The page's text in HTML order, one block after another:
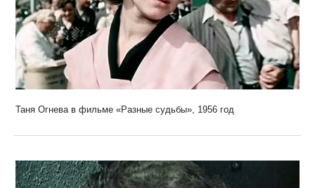
Таня Огнева в фильме «Разные судьбы», 1956 год